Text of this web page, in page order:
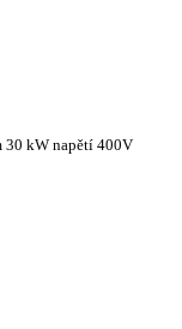
30 kW napětí 400V